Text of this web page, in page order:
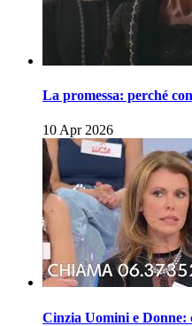
La promessa: perché
10 Apr 2026
Cinzia Uomini e Donne: